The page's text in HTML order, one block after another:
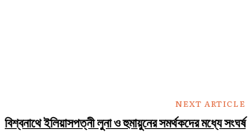
NEXT ARTICLE
বিশ্বনাথে ইলিয়াসপত্নী লুনা ও হুমায়ুনের সমর্থকদের মধ্যে সংঘর্ষ